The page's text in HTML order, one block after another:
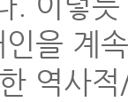
을 계
역사